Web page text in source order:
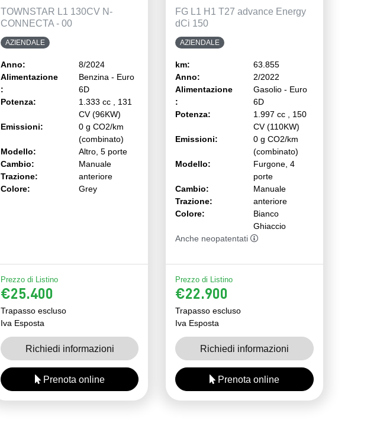
TOWNSTAR L1 130CV N-
CONNECTA - 00
AZIENDALE
Anno:
8/2024
Alimentazione
:
Benzina - Euro
6D
Potenza:
1.333 cc , 131
CV (96KW)
Emissioni:
0 g CO2/km
(combinato)
Modello:
Altro, 5 porte
Cambio:
Manuale
Trazione:
anteriore
Colore:
Grey
Prezzo di Listino
€25.400
Trapasso escluso
Iva Esposta
Richiedi informazioni
Prenota online
FG L1 H1 T27 advance Energy
dCi 150
AZIENDALE
km:
63.855
Anno:
2/2022
Alimentazione
:
Gasolio - Euro
6D
Potenza:
1.997 cc , 150
CV (110KW)
Emissioni:
0 g CO2/km
(combinato)
Modello:
Furgone, 4
porte
Cambio:
Manuale
Trazione:
anteriore
Colore:
Bianco
Ghiaccio
Anche neopatentati
Prezzo di Listino
€22.900
Trapasso escluso
Iva Esposta
Richiedi informazioni
Prenota online